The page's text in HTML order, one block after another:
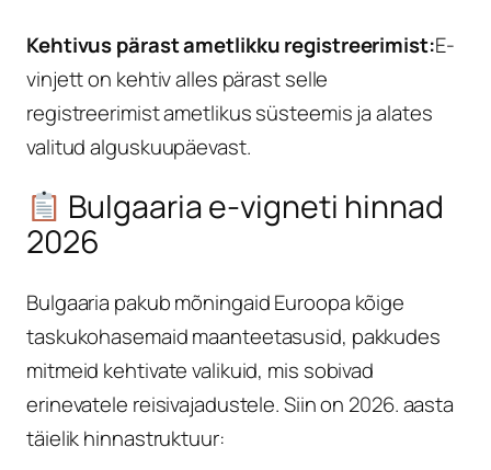
Kehtivus pärast ametlikku registreerimist:E-
vinjett on kehtiv alles pärast selle
registreerimist ametlikus süsteemis ja alates
valitud alguskuupäevast.
Bulgaaria e-vigneti hinnad
2026
Bulgaaria pakub mõningaid Euroopa kõige
taskukohasemaid maanteetasusid, pakkudes
mitmeid kehtivate valikuid, mis sobivad
erinevatele reisivajadustele. Siin on 2026. aasta
täielik hinnastruktuur: